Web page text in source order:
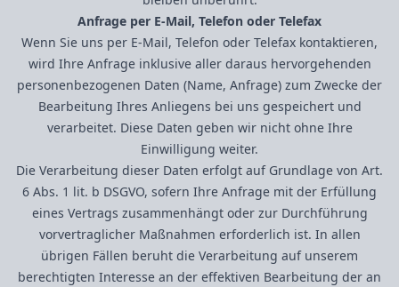
Anfrage per E-Mail, Telefon oder Telefax
Wenn Sie uns per E-Mail, Telefon oder Telefax kontaktieren,
wird Ihre Anfrage inklusive aller daraus hervorgehenden
personenbezogenen Daten (Name, Anfrage) zum Zwecke der
Bearbeitung Ihres Anliegens bei uns gespeichert und
verarbeitet. Diese Daten geben wir nicht ohne Ihre
Einwilligung weiter.
Die Verarbeitung dieser Daten erfolgt auf Grundlage von Art.
6 Abs. 1 lit. b DSGVO, sofern Ihre Anfrage mit der Erfüllung
eines Vertrags zusammenhängt oder zur Durchführung
vorvertraglicher Maßnahmen erforderlich ist. In allen
übrigen Fällen beruht die Verarbeitung auf unserem
berechtigten Interesse an der effektiven Bearbeitung der an